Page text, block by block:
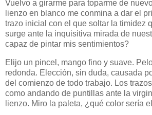
Vuelvo a girarme para toparme de
lienzo en blanco me conmina a dar el
trazo inicial con el que soltar la timidez
surge ante la inquisitiva mirada de
capaz de pintar mis sentimientos?
Elijo un pincel, mango fino y suave.
redonda. Elección, sin duda, causada
del comienzo de todo trabajo. Los
como andando de puntillas ante la
lienzo. Miro la paleta, ¿qué color sería